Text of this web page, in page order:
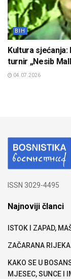
BIH
Kultura
turnir „Nesib
04.07.2026
ISSN 3029-4495
Najnoviji članci
ISTOK I ZAPAD,
ZAČARANA RIJEKA
KAKO SE U
MJESEC, SUNCE I